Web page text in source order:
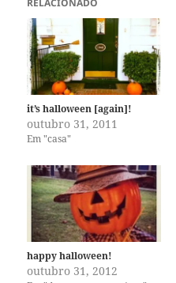
RELACIONADO
it’s halloween [again]!
outubro 31, 2011
Em "casa"
happy halloween!
outubro 31, 2012